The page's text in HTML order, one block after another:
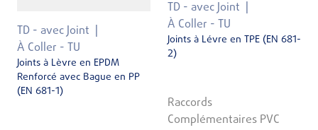
TD - avec Joint
À Coller - TU
Joints à Lèvre en EPDM
Renforcé avec Bague en PP
(EN 681-1)
TD - avec Joint
À Coller - TU
Joints à Lévre en TPE (EN 681-
2)
Raccords
Complémentaires PVC